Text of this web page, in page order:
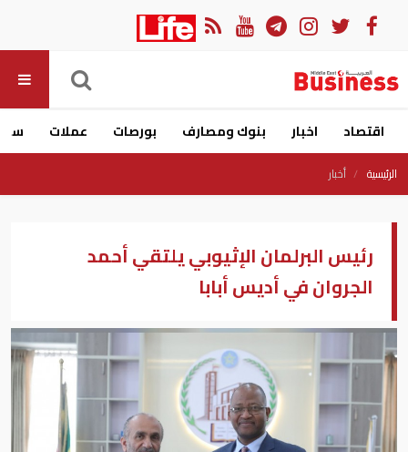
اقتصاد اخبار بنوك ومصارف بورصات عملات
الرئيسية أخبار
رئيس البرلمان الإثيوبي يلتقي أحمد
الجروان في أديس أبابا